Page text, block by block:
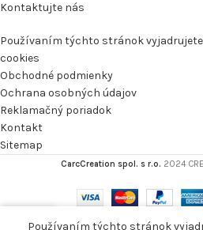
Kontaktujte nás
Používaním týchto stránok
cookies
Obchodné podmienky
Ochrana osobných údajov
Reklamačný poriadok
Kontakt
Sitemap
CarcCreation spol. s r.o. 2024
Používaním týchto stránok